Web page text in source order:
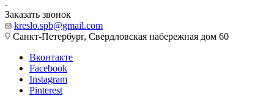
Заказать звонок
kreslo.spb@gmail.com
Санкт-Петербург, Свердловская набережная дом 60
Вконтакте
Facebook
Instagram
Pinterest